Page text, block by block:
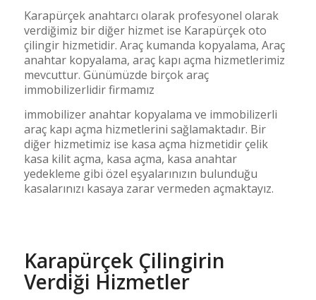
Karapürçek anahtarcı olarak profesyonel olarak
verdiğimiz bir diğer hizmet ise Karapürçek oto
çilingir hizmetidir. Araç kumanda kopyalama, Araç
anahtar kopyalama, araç kapı açma hizmetlerimiz
mevcuttur. Günümüzde birçok araç
immobilizerlidir firmamız
immobilizer anahtar kopyalama ve immobilizerli
araç kapı açma hizmetlerini sağlamaktadır. Bir
diğer hizmetimiz ise kasa açma hizmetidir çelik
kasa kilit açma, kasa açma, kasa anahtar
yedekleme gibi özel eşyalarınızın bulunduğu
kasalarınızı kasaya zarar vermeden açmaktayız.
Karapürçek Çilingirin
Verdiği Hizmetler